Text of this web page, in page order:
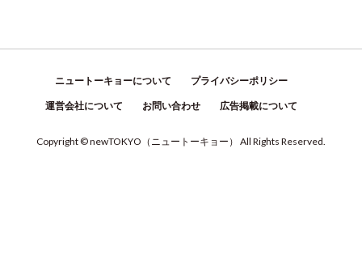
ニュートーキョーについて プライバシーポリシー
運営会社について お問い合わせ 広告掲載について
Copyright © newTOKYO （ ニュートーキョー ） All Rights Reserved.